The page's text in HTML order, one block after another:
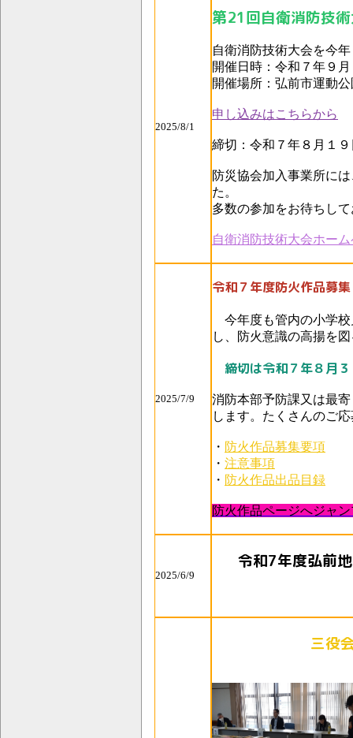
2025/8/1
第21回自衛消防技
自衛消防技術大会を今
開催日時：令和７年９
開催場所：弘前市運動
申し込みはこちらから
締切：令和７年８月１
防災協会加入事業所に
た。
多数の参加をお待ちし
自衛消防技術大会ホー
2025/7/9
令和７年度防火作品募集
今年度も管内の小学
し、防火意識の高揚を
締切は令和７年８月
消防本部予防課又は最
します。たくさんのご
・ 防火作品募集要項
・ 注意事項
・ 防火作品出品目録
防火作品ページへジャ
2025/6/9
令和7年度弘前
三役